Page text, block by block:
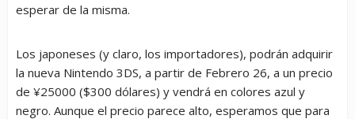
esperar de la misma.
Los japoneses (y claro, los importadores), podrán adquirir
la nueva Nintendo 3DS, a partir de Febrero 26, a un precio
de ¥25000 ($300 dólares) y vendrá en colores azul y
negro. Aunque el precio parece alto, esperamos que para